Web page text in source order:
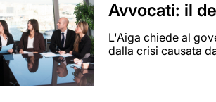
Avvocati: il
L'Aiga chiede al
dalla crisi causata